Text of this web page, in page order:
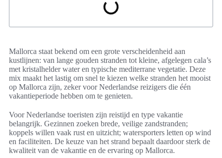
Mallorca staat bekend om een grote verscheidenheid aan
kustlijnen: van lange gouden stranden tot kleine, afgelegen cala’s
met kristalhelder water en typische mediterrane vegetatie. Deze
mix maakt het lastig om snel te kiezen welke stranden het mooist
op Mallorca zijn, zeker voor Nederlandse reizigers die één
vakantieperiode hebben om te genieten.
Voor Nederlandse toeristen zijn reistijd en type vakantie
belangrijk. Gezinnen zoeken brede, veilige zandstranden;
koppels willen vaak rust en uitzicht; watersporters letten op wind
en faciliteiten. De keuze van het strand bepaalt daardoor sterk de
kwaliteit van de vakantie en de ervaring op Mallorca.